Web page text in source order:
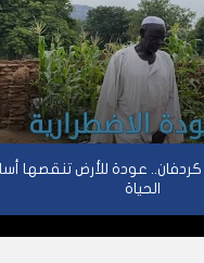
عودة للأرض تنقصها
الحياة